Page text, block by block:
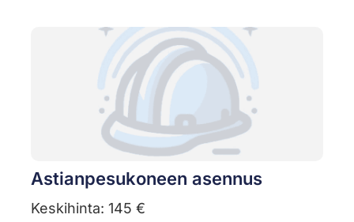
Astianpesukoneen asennus
Keskihinta: 145 €